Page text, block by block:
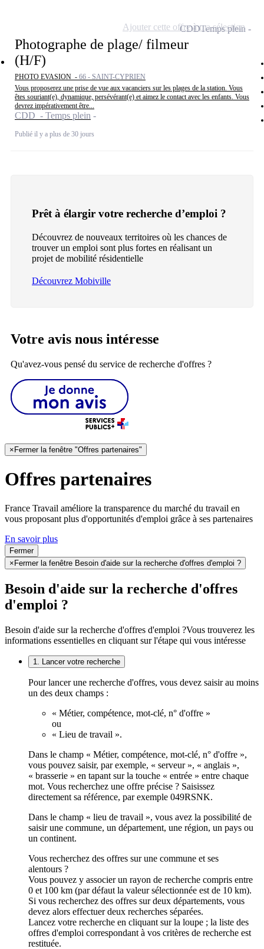
Photographe de plage/ filmeur
(H/F)
PHOTO EVASION - 66 - SAINT-CYPRIEN
Vous proposerez une prise de vue aux vacanciers sur les plages de la station. Vous
êtes souriant(e), dynamique, persévérant(e) et aimez le contact avec les enfants. Vous
devrez impérativement être...
CDD - Temps plein
Publié il y a plus de 30 jours
CDDTemps plein
Ajouter cette offre à ma sélection
Prêt à élargir votre recherche d’emploi ?
Découvrez de nouveaux territoires où les chances de
trouver un emploi sont plus fortes en réalisant un
projet de mobilité résidentielle
Découvrez Mobiville
Votre avis nous intéresse
Qu'avez-vous pensé du service de recherche d'offres ?
× Fermer la fenêtre "Offres partenaires"
Offres partenaires
France Travail améliore la transparence du marché du travail en
vous proposant plus d'opportunités d'emploi grâce à ses partenaires
En savoir plus
Fermer
× Fermer la fenêtre Besoin d'aide sur la recherche d'offres d'emploi ?
Besoin d'aide sur la recherche d'offres
d'emploi ?
Besoin d'aide sur la recherche d'offres d'emploi ?Vous trouverez les
informations essentielles en cliquant sur l'étape qui vous intéresse
1. Lancer votre recherche
Pour lancer une recherche d'offres, vous devez saisir au moins
un des deux champs :
« Métier, compétence, mot-clé, n° d'offre »
ou
« Lieu de travail ».
Dans le champ « Métier, compétence, mot-clé, n° d'offre »,
vous pouvez saisir, par exemple, « serveur », « anglais »,
« brasserie » en tapant sur la touche « entrée » entre chaque
mot. Vous recherchez une offre précise ? Saisissez
directement sa référence, par exemple 049RSNK.
Dans le champ « lieu de travail », vous avez la possibilité de
saisir une commune, un département, une région, un pays ou
un continent.
Vous recherchez des offres sur une commune et ses
alentours ?
Vous pouvez y associer un rayon de recherche compris entre
0 et 100 km (par défaut la valeur sélectionnée est de 10 km).
Si vous recherchez des offres sur deux départements, vous
devez alors effectuer deux recherches séparées.
Lancez votre recherche en cliquant sur la loupe ; la liste des
offres d'emploi correspondant à vos critères de recherche est
restituée.